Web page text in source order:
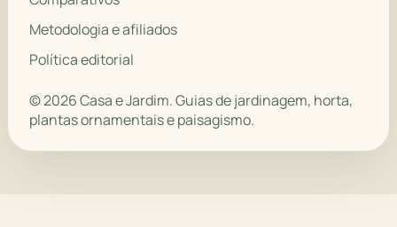
Metodologia e afiliados
Política editorial
© 2026 Casa e Jardim. Guias de jardinagem, horta,
plantas ornamentais e paisagismo.